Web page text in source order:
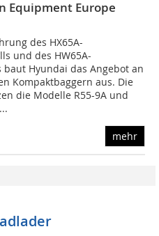
Equipment Europe
des HX65A-
und des HW65A-
baut Hyundai das Angebot an
Kompaktbaggern aus. Die
die Modelle R55-9A und
mehr